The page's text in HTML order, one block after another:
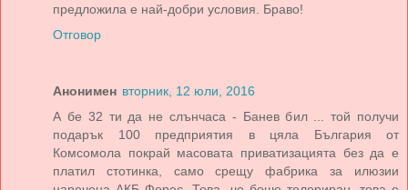
предложила е най-добри условия. Браво!
Отговор
Анонимен вторник, 12 юли, 2016
А бе 32 ти да не слънчаса - Банев бил ... той получи
подарък 100 предприятия в цяла България от
Комсомола покрай масовата приватизацията без да е
платил стотинка, само срещу фабрика за илюзии